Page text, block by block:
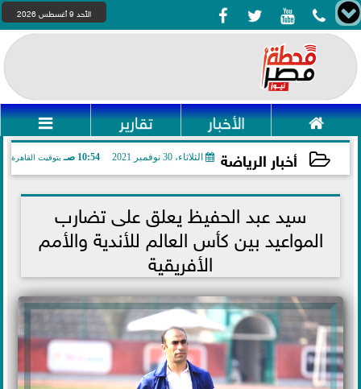
    الأحد 9 أغسطس 2026
 الأخبار تقارير 
أخبار الرياضة الثلاثاء، 30 نوفمبر 2021 10:54 صـ بتوقيت القاهرة
2021-11-30 10:54:25سيد عبد الحفيظ يعلق على تضارب
المواعيد بين كأس العالم للأندية والأمم
الأفريقية